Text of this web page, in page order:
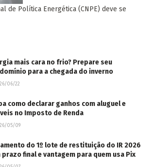
de Política Energética (CNPE) deve se
mais cara no frio? Prepare seu
para a chegada do inverno
06/22
como declarar ganhos com aluguel e
no Imposto de Renda
05/09
do 1º lote de restituição do IR 2026
prazo final e vantagem para quem usa Pix